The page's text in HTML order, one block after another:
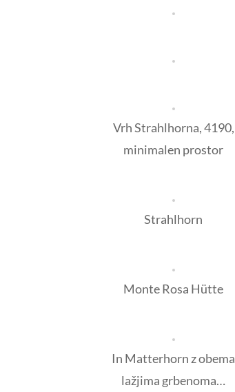
Vrh Strahlhorna, 4190,
minimalen prostor
Strahlhorn
Monte Rosa Hütte
In Matterhorn z obema
lažjima grbenoma…